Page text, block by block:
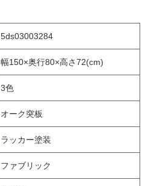
5ds03003284
幅150×奥行80×高さ72(cm)
3色
オーク突板
ラッカー塗装
ファブリック